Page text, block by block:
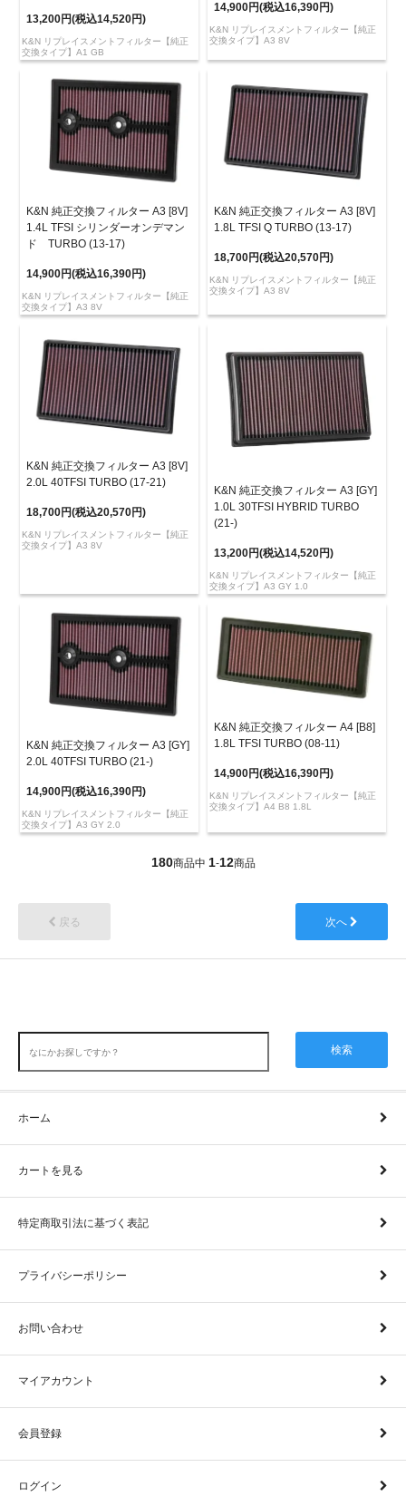
13,200円(税込14,520円)
K&N リプレイスメントフィルター【純正
交換タイプ】A1 GB
14,900円(税込16,390円)
K&N リプレイスメントフィルター【純正
交換タイプ】A3 8V
K&N 純正交換フィルター A3 [8V]
1.4L TFSI シリンダーオンデマン
ド TURBO (13-17)
14,900円(税込16,390円)
K&N リプレイスメントフィルター【純正
交換タイプ】A3 8V
K&N 純正交換フィルター A3 [8V]
1.8L TFSI Q TURBO (13-17)
18,700円(税込20,570円)
K&N リプレイスメントフィルター【純正
交換タイプ】A3 8V
K&N 純正交換フィルター A3 [8V]
2.0L 40TFSI TURBO (17-21)
18,700円(税込20,570円)
K&N リプレイスメントフィルター【純正
交換タイプ】A3 8V
K&N 純正交換フィルター A3 [GY]
1.0L 30TFSI HYBRID TURBO
(21-)
13,200円(税込14,520円)
K&N リプレイスメントフィルター【純正
交換タイプ】A3 GY 1.0
K&N 純正交換フィルター A3 [GY]
2.0L 40TFSI TURBO (21-)
14,900円(税込16,390円)
K&N リプレイスメントフィルター【純正
交換タイプ】A3 GY 2.0
K&N 純正交換フィルター A4 [B8]
1.8L TFSI TURBO (08-11)
14,900円(税込16,390円)
K&N リプレイスメントフィルター【純正
交換タイプ】A4 B8 1.8L
180商品中 1-12商品
戻る 次へ
検索
ホーム
カートを見る
特定商取引法に基づく表記
プライバシーポリシー
お問い合わせ
マイアカウント
会員登録
ログイン